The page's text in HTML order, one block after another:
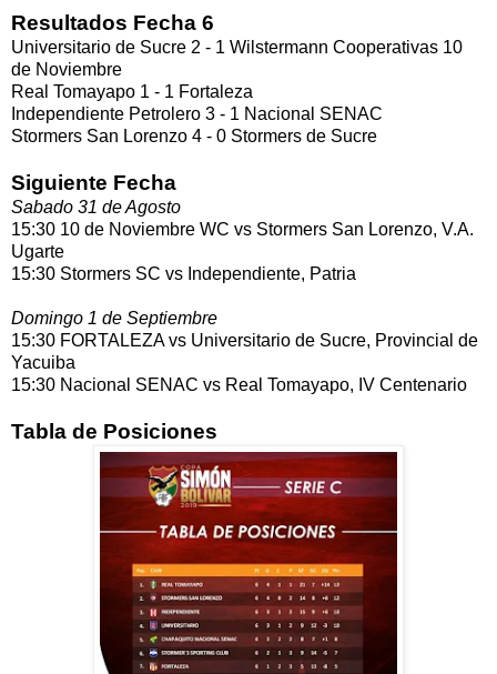
Resultados Fecha 6
Universitario de Sucre 2 - 1 Wilstermann Cooperativas 10
de Noviembre
Real Tomayapo 1 - 1 Fortaleza
Independiente Petrolero 3 - 1 Nacional SENAC
Stormers San Lorenzo 4 - 0 Stormers de Sucre
Siguiente Fecha
Sabado 31 de Agosto
15:30 10 de Noviembre WC vs Stormers San Lorenzo, V.A.
Ugarte
15:30 Stormers SC vs Independiente, Patria
Domingo 1 de Septiembre
15:30 FORTALEZA vs Universitario de Sucre, Provincial de
Yacuiba
15:30 Nacional SENAC vs Real Tomayapo, IV Centenario
Tabla de Posiciones